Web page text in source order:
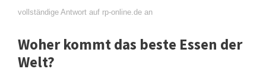
vollständige Antwort auf rp-online.de an
Woher kommt das beste Essen der
Welt?